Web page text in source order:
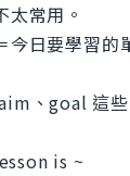
常用。
日要學習的
、goal 這些
is ~